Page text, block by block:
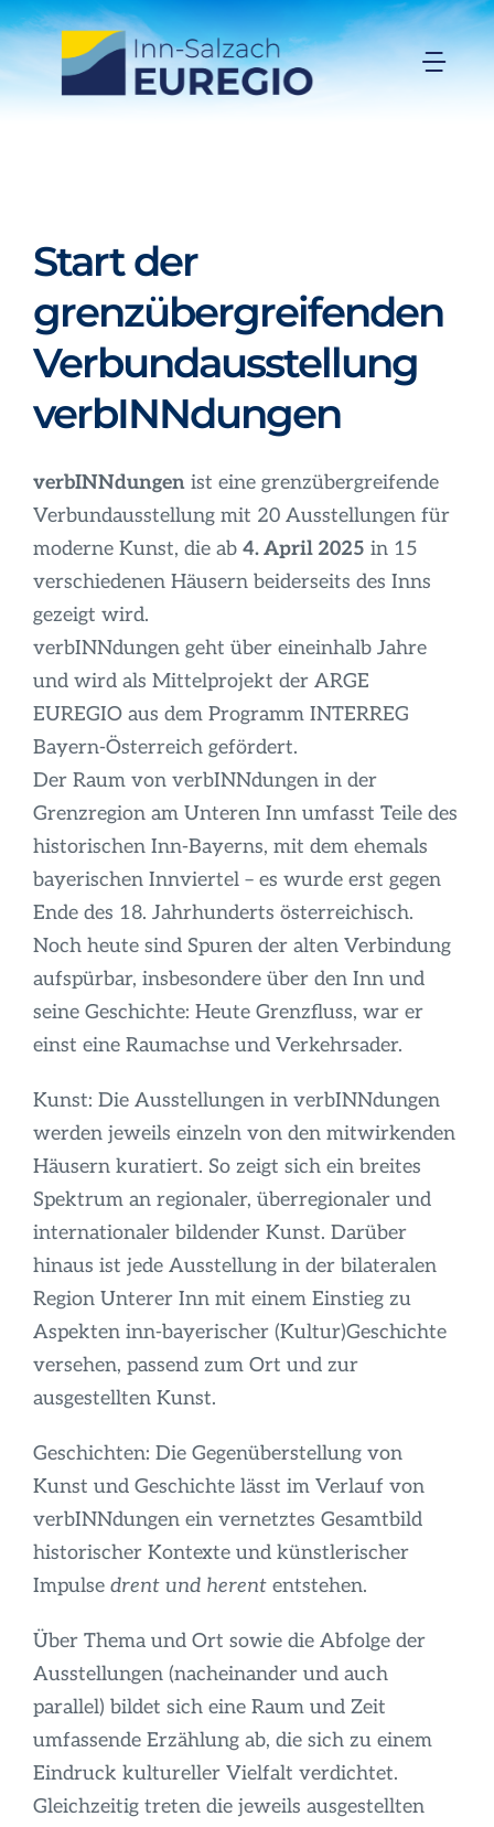
Zum
Inhalt
springen
Förderungen
Organisation
Infos
Start der
grenzübergreifenden
Verbundausstellung
verbINNdungen
verbINNdungenist eine grenzübergreifende
Verbundausstellung mit 20 Ausstellungen für
moderne Kunst, die ab 4. April 2025 in 15
verschiedenen Häusern beiderseits des Inns
gezeigt wird.
verbINNdungen geht über eineinhalb Jahre
und wird als Mittelprojekt der ARGE
EUREGIO aus dem Programm INTERREG
Bayern-Österreich gefördert.
Der Raum von verbINNdungen in der
Grenzregion am Unteren Inn umfasst Teile des
historischen Inn-Bayerns, mit dem ehemals
bayerischen Innviertel – es wurde erst gegen
Ende des 18. Jahrhunderts österreichisch.
Noch heute sind Spuren der alten Verbindung
aufspürbar, insbesondere über den Inn und
seine Geschichte: Heute Grenzfluss, war er
einst eine Raumachse und Verkehrsader.
Kunst: Die Ausstellungen in verbINNdungen
werden jeweils einzeln von den mitwirkenden
Häusern kuratiert. So zeigt sich ein breites
Spektrum an regionaler, überregionaler und
internationaler bildender Kunst. Darüber
hinaus ist jede Ausstellung in der bilateralen
Region Unterer Inn mit einem Einstieg zu
Aspekten inn-bayerischer (Kultur)Geschichte
versehen, passend zum Ort und zur
ausgestellten Kunst.
Geschichten: Die Gegenüberstellung von
Kunst und Geschichte lässt im Verlauf von
verbINNdungen ein vernetztes Gesamtbild
historischer Kontexte und künstlerischer
Impulse drent und herententstehen.
Über Thema und Ort sowie die Abfolge der
Ausstellungen (nacheinander und auch
parallel) bildet sich eine Raum und Zeit
umfassende Erzählung ab, die sich zu einem
Eindruck kultureller Vielfalt verdichtet.
Gleichzeitig treten die jeweils ausgestellten